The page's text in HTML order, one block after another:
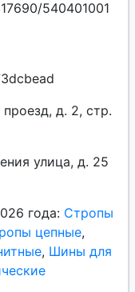
540401001
д. 2, стр.
улица, д. 25
года: Стропы
цепные,
, Шины для